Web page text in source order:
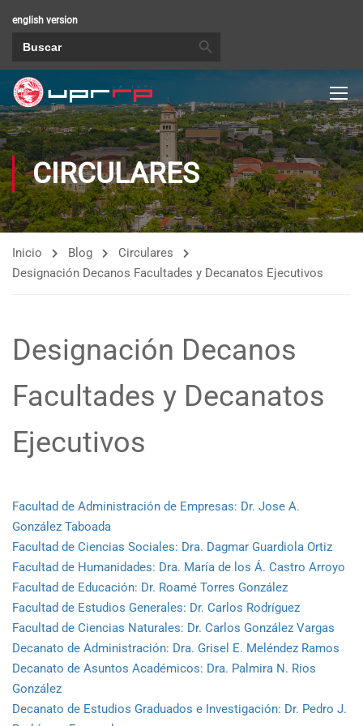
english version
CIRCULARES
Inicio Blog
Circulares
Designación Decanos Facultades y Decanatos Ejecutivos
Designación Decanos
Facultades y Decanatos
Ejecutivos
Facultad de Administración de Empresas: Dr. Jose A.
González Taboada
Facultad de Ciencias Sociales: Dra. Dagmar Guardiola Ortiz
Facultad de Humanidades: Dra. María de los Á. Castro Arroyo
Facultad de Educación: Dr. Roamé Torres González
Facultad de Estudios Generales: Dr. Carlos Rodríguez
Facultad de Ciencias Naturales: Dr. Carlos González Vargas
Decanato de Administración: Dra. Grisel E. Meléndez Ramos
Decanato de Asuntos Académicos: Dra. Palmira N. Rios
González
Decanato de Estudios Graduados e Investigación: Dr. Pedro J.